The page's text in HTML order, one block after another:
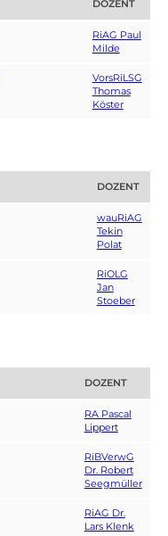
DOZENT
RiAG Paul
Milde
VorsRiLSG
Thomas
Köster
DOZENT
wauRiAG
Tekin
Polat
RiOLG
Jan
Stoeber
DOZENT
RA Pascal
Lippert
RiBVerwG
Dr. Robert
Seegmüller
RiAG Dr.
Lars Klenk